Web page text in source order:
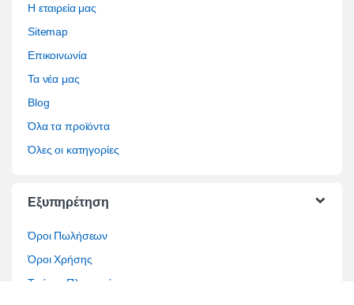
Η εταιρεία μας
Sitemap
Επικοινωνία
Τα νέα μας
Blog
Όλα τα προϊόντα
Όλες οι κατηγορίες
Εξυπηρέτηση
Όροι Πωλήσεων
Όροι Χρήσης
Τρόποι Πληρωμής